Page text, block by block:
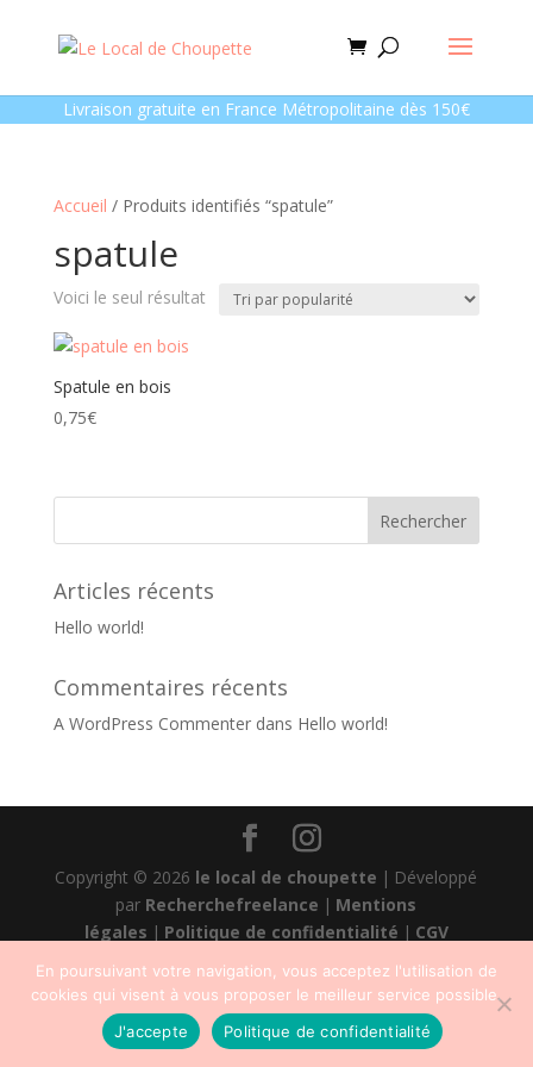
Livraison gratuite en France Métropolitaine dès 150€
Accueil / Produits identifiés “spatule”
spatule
Voici le seul résultat
Spatule en bois
0,75€
Articles récents
Hello world!
Commentaires récents
A WordPress Commenterdans Hello world!
Copyright © 2026 le local de choupette | Développé
par Recherchefreelance | Mentions
légales | Politique de confidentialité | CGV
En poursuivant votre navigation, vous acceptez l'utilisation de
cookies qui visent à vous proposer le meilleur service possible.
J'accepte
Politique de confidentialité